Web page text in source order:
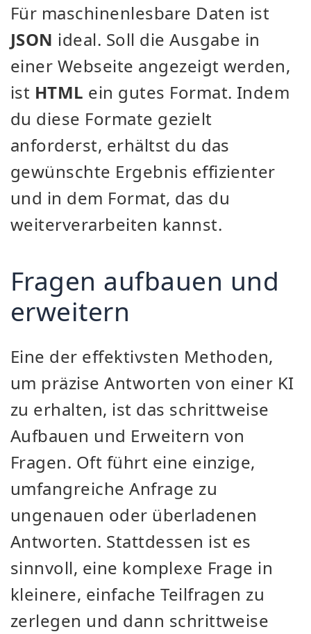
Für maschinenlesbare Daten ist
JSON ideal. Soll die Ausgabe in
einer Webseite angezeigt werden,
ist HTML ein gutes Format. Indem
du diese Formate gezielt
anforderst, erhältst du das
gewünschte Ergebnis effizienter
und in dem Format, das du
weiterverarbeiten kannst.
Fragen aufbauen und
erweitern
Eine der effektivsten Methoden,
um präzise Antworten von einer KI
zu erhalten, ist das schrittweise
Aufbauen und Erweitern von
Fragen. Oft führt eine einzige,
umfangreiche Anfrage zu
ungenauen oder überladenen
Antworten. Stattdessen ist es
sinnvoll, eine komplexe Frage in
kleinere, einfache Teilfragen zu
zerlegen und dann schrittweise